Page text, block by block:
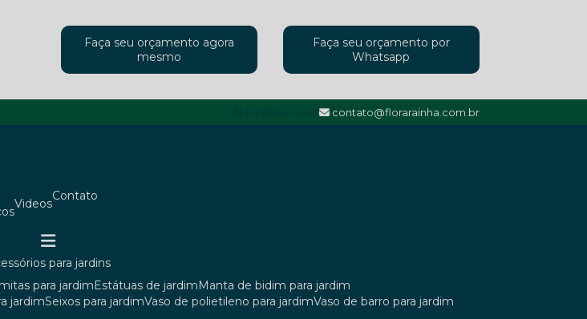
Faça seu orçamento agora
mesmo
Faça seu orçamento por
Whatsapp
contato@florarainha.com.br
Videos
Contato
para jardins
para jardim estátuas de jardim
manta de bidim para jardim
jardim seixos para jardim vaso de polietileno para jardim vaso de barro para jardim